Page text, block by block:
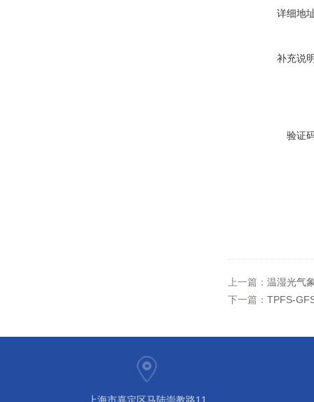
详细地
补充说
验证
上一篇： 温湿光气
下一篇： TPFS-